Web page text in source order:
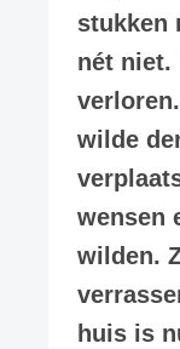
stukken
nét niet.
wilde
wensen
wilden.
huis is